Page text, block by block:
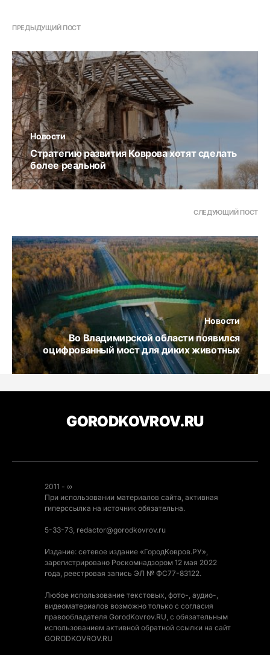
ПРЕДЫДУЩИЙ ПОСТ
Новости
Стратегию развития Коврова хотят сделать
более реальной
СЛЕДУЮЩИЙ ПОСТ
Новости
Во Владимирской области появился
оцифрованный мост для диких животных
GORODKOVROV.RU
2011 - ∞
При использовании материалов сайта, активная
гиперссылка на источник обязательна.
5-33-73, redactor@gorodkovrov.ru
Издание: сетевое издание «ГородКовров.РУ»,
зарегистрировано Роскомнадзором 12 мая 2022
года, реестровая запись ЭЛ № ФС77-83122.
Любое использование текстовых, фото-, аудио-,
видеоматериалов возможно только с согласия
правообладателя GorodKovrov.RU, с обязательным
использованием активной обратной ссылки на сайт
GORODKOVROV.RU